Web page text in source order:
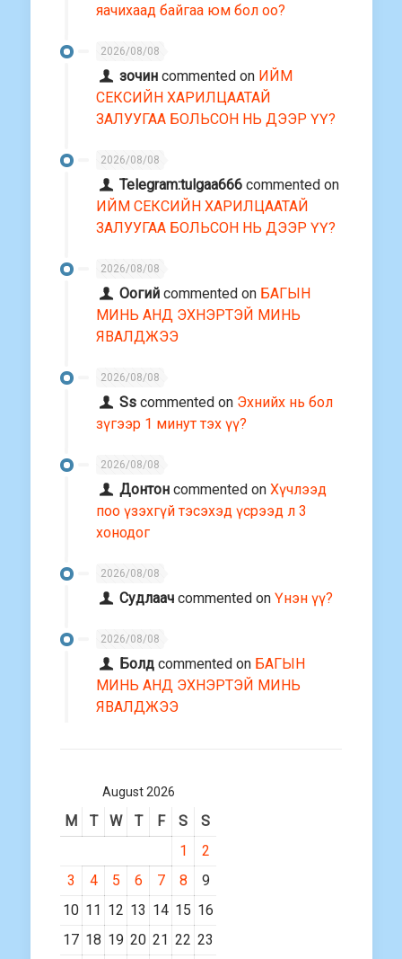
яачихаад байгаа юм бол оо?
2026/08/08
зочин commented on ИЙМ
СЕКСИЙН ХАРИЛЦААТАЙ
ЗАЛУУГАА БОЛЬСОН НЬ ДЭЭР ҮҮ?
2026/08/08
Telegram:tulgaa666 commented on
ИЙМ СЕКСИЙН ХАРИЛЦААТАЙ
ЗАЛУУГАА БОЛЬСОН НЬ ДЭЭР ҮҮ?
2026/08/08
Оогий commented on БАГЫН
МИНЬ АНД ЭХНЭРТЭЙ МИНЬ
ЯВАЛДЖЭЭ
2026/08/08
Ss commented on Эхнийх нь бол
зүгээр 1 минут тэх үү?
2026/08/08
Донтон commented onХүчлээд
поо үзэхгүй тэсэхэд үсрээд л 3
хонодог
2026/08/08
Судлаач commented onҮнэн үү?
2026/08/08
Болд commented on БАГЫН
МИНЬ АНД ЭХНЭРТЭЙ МИНЬ
ЯВАЛДЖЭЭ
August 2026
M T W T F S
S
1
2
3
4 5 6 7 8
9
10 11 12 13 14 15 16
17 18 19 20 21 22 23